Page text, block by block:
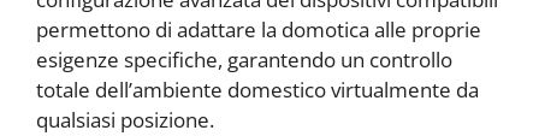
permettono di adattare la domotica alle proprie
esigenze specifiche, garantendo un controllo
totale dell’ambiente domestico virtualmente da
qualsiasi posizione.